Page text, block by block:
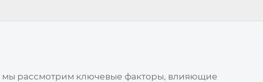
мы рассмотрим ключевые факторы, влияющие